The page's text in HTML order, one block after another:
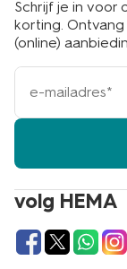
volg HEMA
Schrijf je in voor
korting.
(online)
e-
mailadres